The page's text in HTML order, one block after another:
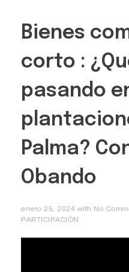
Bienes
corto :
pasando
Palma?
Obando
enero 25, 2024 with No
PARTICIPACIÓN